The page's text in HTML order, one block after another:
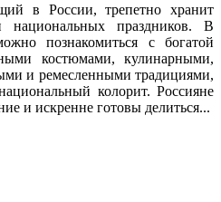
в России, трепетно хранит
праздников. В
познакомиться с богатой
костюмами, кулинарными,
и ремесленными традициями,
колорит. Россияне
и искренне готовы делиться...